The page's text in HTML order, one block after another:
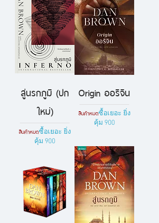
สู่นรกภูมิ (ปก
ใหม่)
สินค้าหมดซื้อเยอะ ยิ่ง
คุ้ม 900
Origin ออริจิน
สินค้าหมดซื้อเยอะ ยิ่ง
คุ้ม 900